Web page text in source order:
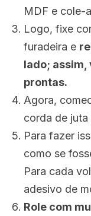
MDF e cole-
Logo, fixe
furadeira e
lado; assim,
prontas.
Agora,
corda de
Para fazer
como se
Para cada
adesivo de
Role com